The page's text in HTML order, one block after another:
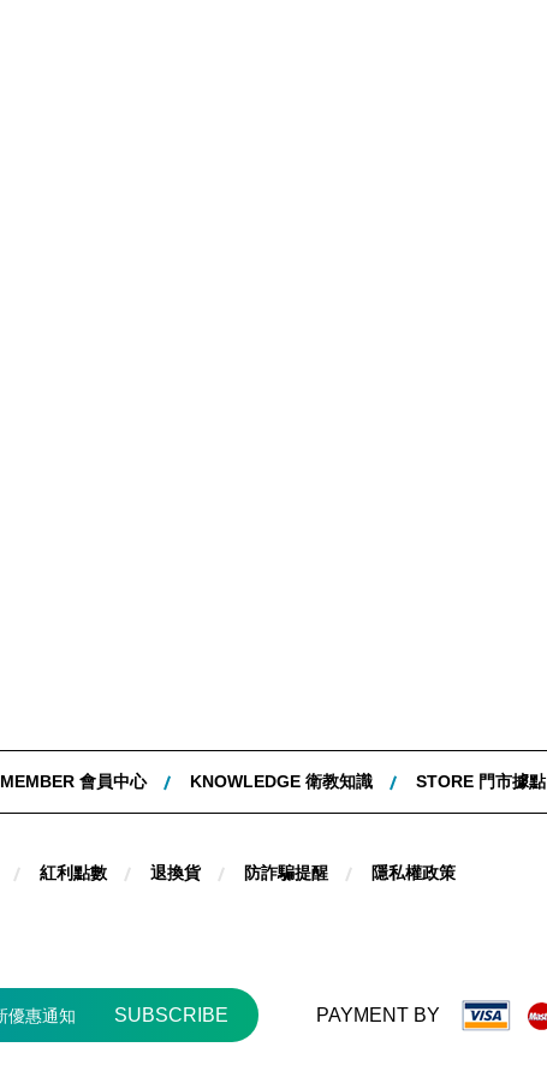
MEMBER 會員中心 KNOWLEDGE 衛教知識 STORE 門市據點
紅利點數 退換貨 防詐騙提醒 隱私權政策
PAYMENT BY